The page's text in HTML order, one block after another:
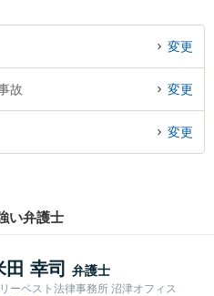
変更
故 変更
変更
い弁護士
田 幸司 弁護士
ーベスト法律事務所 沼津オフィス